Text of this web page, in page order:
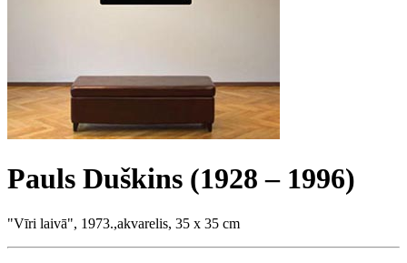
Pauls Duškins (1928 – 1996)
"Vīri laivā", 1973.,akvarelis, 35 x 35 cm